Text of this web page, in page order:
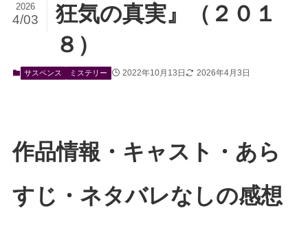
狂気の真実』（２０１
８）
2026
4/03
サスペンス ミステリー 2022年10月13日 2026年4月3日
作品情報・キャスト・あら
すじ・ネタバレなしの感想